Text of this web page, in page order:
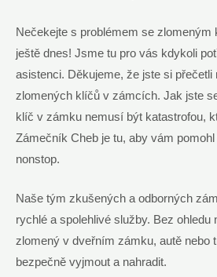
Nečekejte​ s problémem se zlomeným
ještě dnes!‍ Jsme tu pro vás kdykoli
asistenci. Děkujeme, ​že jste si
‌zlomených klíčů v zámcích. Jak jste
klíč v zámku nemusí být katastrofou,‍
​Zámečník Cheb je tu, aby vám
nonstop.
Naše tým ​zkušených a odborných
⁢rychlé​ a spolehlivé služby. ⁤Bez⁢ ohledu
zlomený v dveřním zámku, autě nebo
bezpečně vyjmout a‌ nahradit.